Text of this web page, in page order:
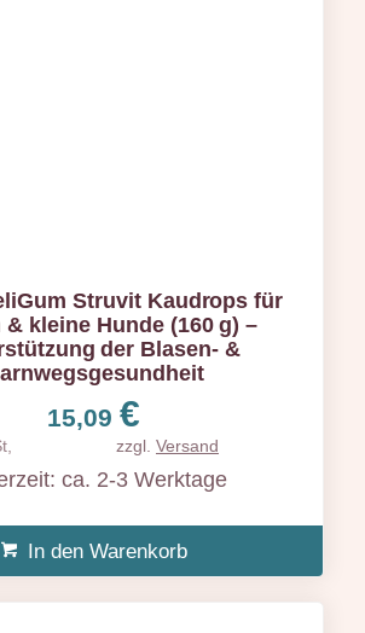
Struvit Kaudrops für
& kleine Hunde (160 g) –
der Blasen- &
15,09€
zzgl. Versand
ca. 2-3 Werktage
In den Warenkorb